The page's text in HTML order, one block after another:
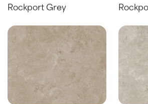
Rockport Grey